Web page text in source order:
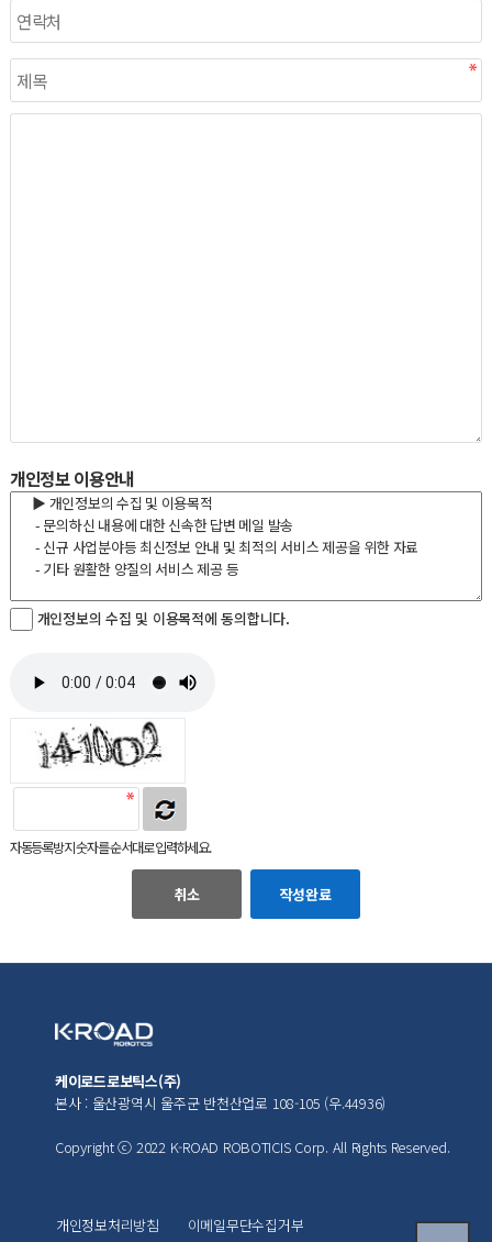
개인정보 이용안내
개인정보의 수집 및 이용목적에 동의합니다.
자동등록방지 숫자를 순서대로 입력하세요.
취소 작성완료
케이로드로보틱스(주)
본사 : 울산광역시 울주군 반천산업로 108-105 (우.44936)
Copyright ⓒ 2022 K-ROAD ROBOTICIS Corp. All Rights Reserved.
개인정보처리방침 이메일무단수집거부